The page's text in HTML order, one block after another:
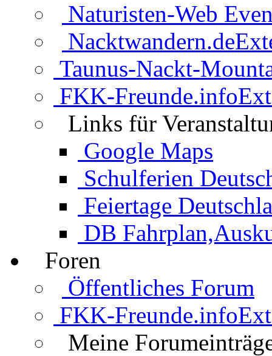
Naturisten-Web
Nacktwandern.de
Taunus-Nackt-
FKK-Freunde.info
Links für
Google Maps
Schulferien
Feiertage
DB
Foren
Öffentliches Forum
FKK-Freunde.info
Meine